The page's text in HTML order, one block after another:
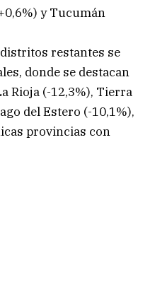
y Tucumán
restantes se
donde se destacan
Rioja (-12,3%), Tierra
del Estero (-10,1%),
provincias con